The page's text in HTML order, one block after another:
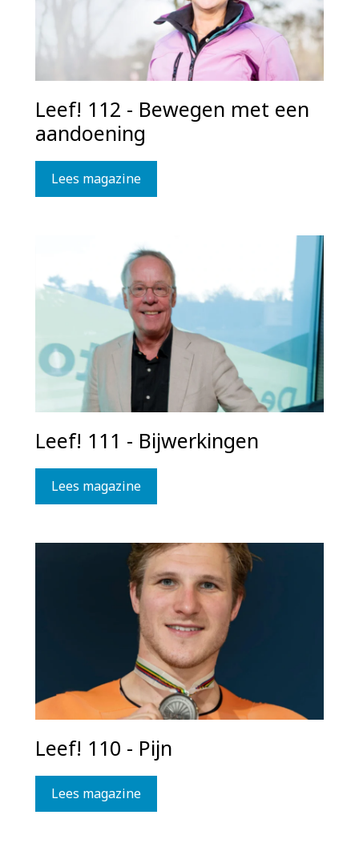
Leef! 112 - Bewegen met een
aandoening
Lees magazine
Leef! 111 - Bijwerkingen
Lees magazine
Leef! 110 - Pijn
Lees magazine